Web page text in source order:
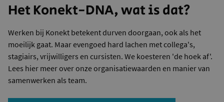
Het Konekt-DNA, wat is dat?
Werken bij Konekt betekent durven doorgaan, ook als het
moeilijk gaat. Maar evengoed hard lachen met collega's,
stagiairs, vrijwilligers en cursisten. We koesteren 'de hoek af'.
Lees hier meer over onze organisatiewaarden en manier van
samenwerken als team.